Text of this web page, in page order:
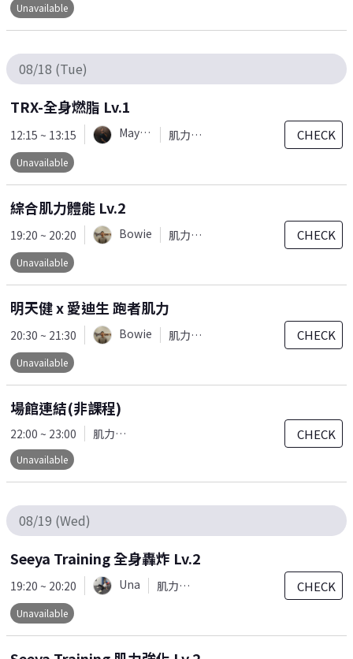
Unavailable
08/18 (Tue)
TRX-全身燃脂 Lv.1
12:15 ~ 13:15 Mayaw 肌力訓練
Unavailable
CHECK
綜合肌力體能 Lv.2
19:20 ~ 20:20 Bowie 肌力訓練
Unavailable
CHECK
明天健 x 愛迪生 跑者肌力
20:30 ~ 21:30 Bowie 肌力訓練
Unavailable
CHECK
場館連結(非課程)
22:00 ~ 23:00 肌力訓練
Unavailable
CHECK
08/19 (Wed)
Seeya Training 全身轟炸 Lv.2
19:20 ~ 20:20 Una 肌力訓練
Unavailable
CHECK